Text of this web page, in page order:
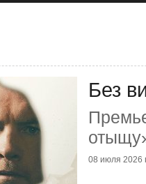
Без
08 июля 2026